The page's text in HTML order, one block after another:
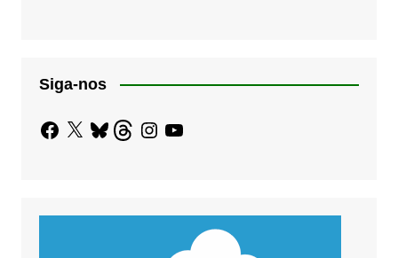
Siga-nos
Facebook
X BlueskyThreadsInstagram
YouTube